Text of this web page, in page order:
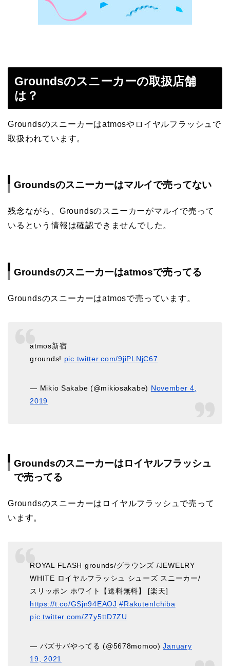
Groundsのスニーカーの取扱店舗
は？
Groundsのスニーカーはatmosやロイヤルフラッシュで
取扱われています。
Groundsのスニーカーはマルイで売ってない
残念ながら、Groundsのスニーカーがマルイで売って
いるという情報は確認できませんでした。
Groundsのスニーカーはatmosで売ってる
Groundsのスニーカーはatmosで売っています。
atmos新宿
grounds! pic.twitter.com/9jiPLNjC67
— Mikio Sakabe (@mikiosakabe) November 4,
2019
Groundsのスニーカーはロイヤルフラッシュ
で売ってる
Groundsのスニーカーはロイヤルフラッシュで売って
います。
ROYAL FLASH grounds/グラウンズ /JEWELRY
WHITE ロイヤルフラッシュ シューズ スニーカー/
スリッポン ホワイト【送料無料】 [楽天]
https://t.co/GSjn94EAOJ #RakutenIchiba
pic.twitter.com/Z7y5ttD7ZU
— パズサバやってる (@5678momoo)January
19, 2021